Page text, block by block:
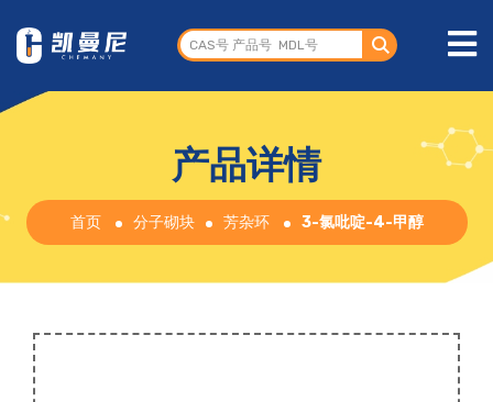
产品详情
首页 分子砌块 芳杂环 3-氯吡啶-4-甲醇